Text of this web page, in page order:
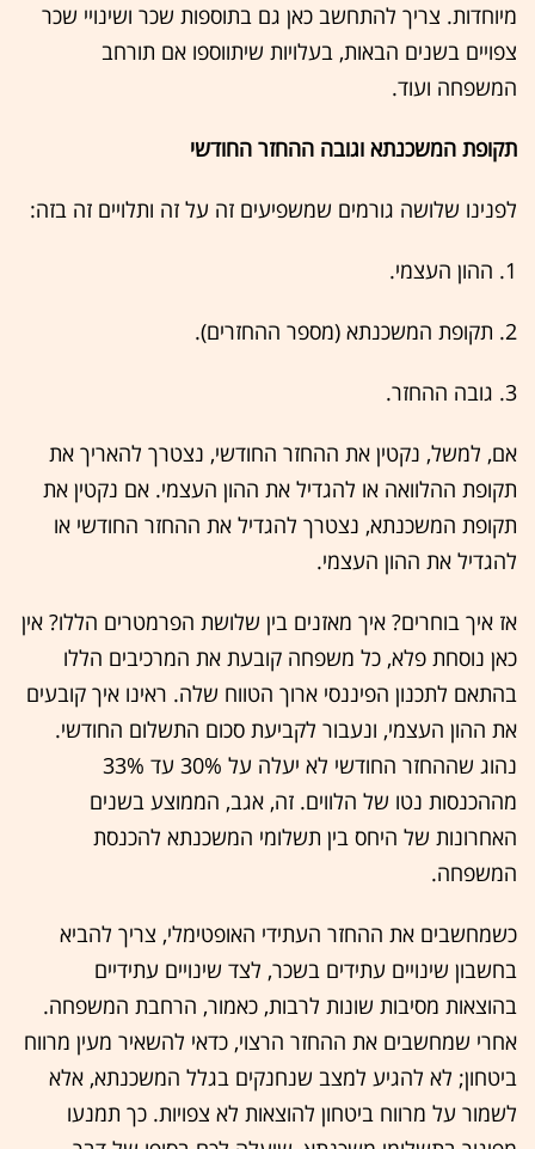
מיוחדות. צריך להתחשב כאן גם בתוספות שכר ושינויי שכר
צפויים בשנים הבאות, בעלויות שיתווספו אם תורחב
המשפחה ועוד.
תקופת המשכנתא וגובה ההחזר החודשי
לפנינו שלושה גורמים שמשפיעים זה על זה ותלויים זה בזה:
1. ההון העצמי.
2. תקופת המשכנתא (מספר ההחזרים).
3. גובה ההחזר.
אם, למשל, נקטין את ההחזר החודשי, נצטרך להאריך את
תקופת ההלוואה או להגדיל את ההון העצמי. אם נקטין את
תקופת המשכנתא, נצטרך להגדיל את ההחזר החודשי או
להגדיל את ההון העצמי.
אז איך בוחרים? איך מאזנים בין שלושת הפרמטרים הללו? אין
כאן נוסחת פלא, כל משפחה קובעת את המרכיבים הללו
בהתאם לתכנון הפיננסי ארוך הטווח שלה. ראינו איך קובעים
את ההון העצמי, ונעבור לקביעת סכום התשלום החודשי.
נהוג שההחזר החודשי לא יעלה על 30% עד 33%
מההכנסות נטו של הלווים. זה, אגב, הממוצע בשנים
האחרונות של היחס בין תשלומי המשכנתא להכנסת
המשפחה.
כשמחשבים את ההחזר העתידי האופטימלי, צריך להביא
בחשבון שינויים עתידים בשכר, לצד שינויים עתידיים
בהוצאות מסיבות שונות לרבות, כאמור, הרחבת המשפחה.
אחרי שמחשבים את ההחזר הרצוי, כדאי להשאיר מעין מרווח
ביטחון; לא להגיע למצב שנחנקים בגלל המשכנתא, אלא
לשמור על מרווח ביטחון להוצאות לא צפויות. כך תמנעו